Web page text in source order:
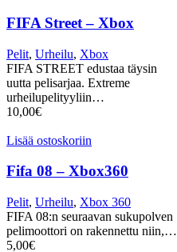
FIFA Street – Xbox
Pelit, Urheilu, Xbox
FIFA STREET edustaa täysin
uutta pelisarjaa. Extreme
urheilupelityyliin…
10,00€
Lisää ostoskoriin
Fifa 08 – Xbox360
Pelit, Urheilu, Xbox 360
FIFA 08:n seuraavan sukupolven
pelimoottori on rakennettu niin,…
5,00€